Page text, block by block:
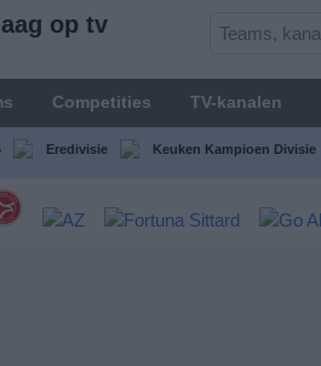
op tv
Competities TV-kanalen
Eredivisie Keuken Kampioen Divisie